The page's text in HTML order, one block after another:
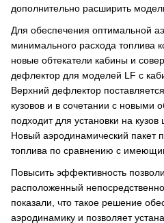
дополнительно расширить
Для обеспечения оптимальной
минимального расхода топлива
новые обтекатели кабины и
дефлектор для моделей LF с
Верхний дефлектор
кузовов и в сочетании с новыми
подходит для установки на
Новый аэродинамический пакет
топлива по сравнению с
Повысить эффективность
расположенный
показали, что такое решение
аэродинамику и позволяет